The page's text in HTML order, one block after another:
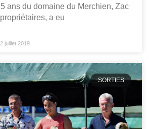
ans du domaine du Merchien, Zac
a eu
juillet 2019
SORTIES